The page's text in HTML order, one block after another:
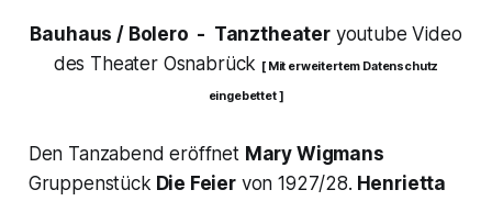
Bauhaus / Bolero - Tanztheateryoutube Video
des Theater Osnabrück
[ Mit erweitertem Datenschutz
eingebettet ]
Den Tanzabend eröffnet Mary Wigmans
Gruppenstück Die Feiervon 1927/28. Henrietta